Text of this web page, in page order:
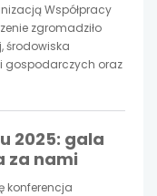
karcie
Współpracy
zgromadziło
środowiska
gospodarczych oraz
2025: gala
za nami
konferencja